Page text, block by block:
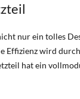
nur ein tolles
Effizienz wird
hat ein